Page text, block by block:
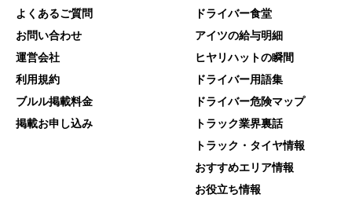
よくあるご質問
お問い合わせ
運営会社
利用規約
ブルル掲載料金
掲載お申し込み
ドライバー食堂
アイツの給与明細
ヒヤリハットの瞬間
ドライバー用語集
ドライバー危険マップ
トラック業界裏話
トラック・タイヤ情報
おすすめエリア情報
お役立ち情報